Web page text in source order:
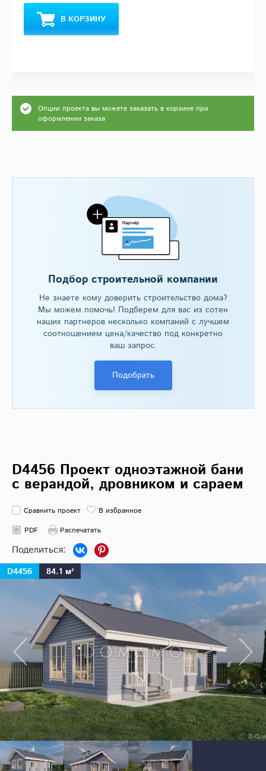
В КОРЗИНУ
Опции проекта вы можете заказать в корзине при
оформлении заказа
Подбор строительной компании
Не знаете кому доверить строительство дома?
Мы можем помочь! Подберем для вас из сотен
наших партнеров несколько компаний с лучшем
соотношением цена/качество под конкретно
ваш запрос.
Подобрать
D4456 Проект одноэтажной бани
с верандой, дровником и сараем
Сравнить проект
В избранное
PDF
Распечатать
D4456 84.1 м²